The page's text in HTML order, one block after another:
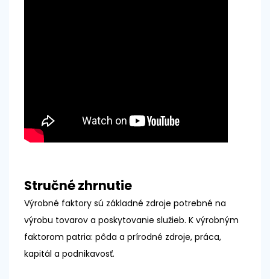
Stručné zhrnutie
Výrobné faktory sú základné zdroje potrebné na
výrobu tovarov a poskytovanie služieb. K výrobným
faktorom patria: pôda a prírodné zdroje, práca,
kapitál a podnikavosť.